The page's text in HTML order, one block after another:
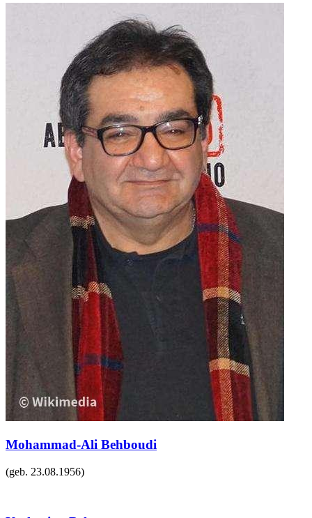
Mohammad-Ali Behboudi
(geb. 23.08.1956)